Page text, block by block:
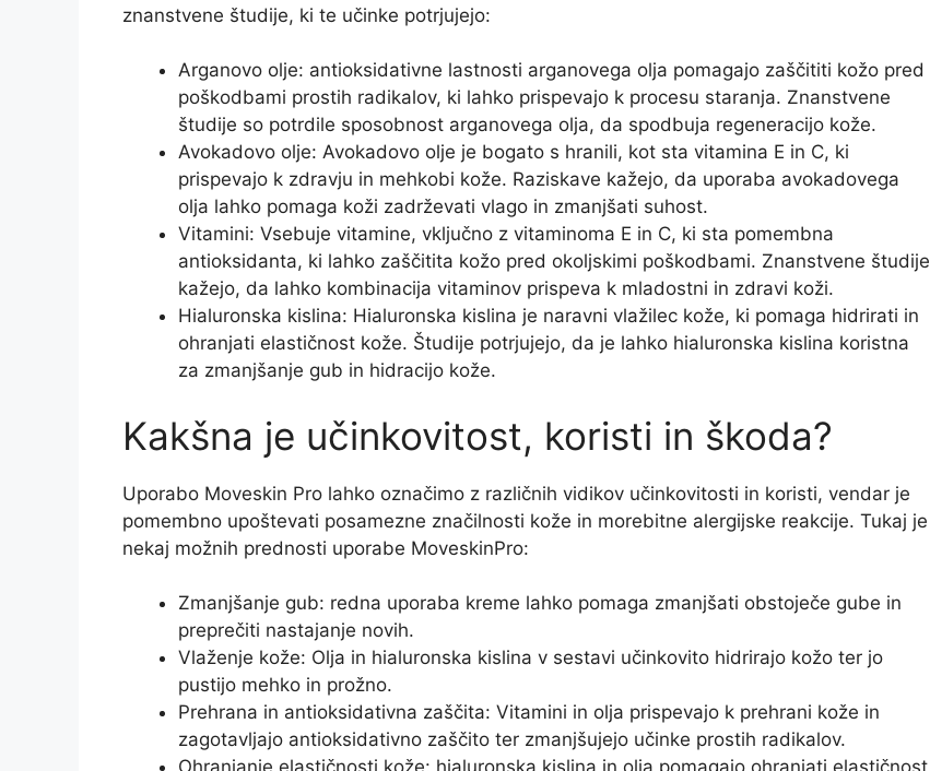
znanstvene študije, ki te učinke potrjujejo:
Arganovo olje: antioksidativne lastnosti arganovega olja pomagajo zaščititi kožo pred
poškodbami prostih radikalov, ki lahko prispevajo k procesu staranja. Znanstvene
študije so potrdile sposobnost arganovega olja, da spodbuja regeneracijo kože.
Avokadovo olje: Avokadovo olje je bogato s hranili, kot sta vitamina E in C, ki
prispevajo k zdravju in mehkobi kože. Raziskave kažejo, da uporaba avokadovega
olja lahko pomaga koži zadrževati vlago in zmanjšati suhost.
Vitamini: Vsebuje vitamine, vključno z vitaminoma E in C, ki sta pomembna
antioksidanta, ki lahko zaščitita kožo pred okoljskimi poškodbami. Znanstvene študije
kažejo, da lahko kombinacija vitaminov prispeva k mladostni in zdravi koži.
Hialuronska kislina: Hialuronska kislina je naravni vlažilec kože, ki pomaga hidrirati in
ohranjati elastičnost kože. Študije potrjujejo, da je lahko hialuronska kislina koristna
za zmanjšanje gub in hidracijo kože.
Kakšna je učinkovitost, koristi in škoda?
Uporabo Moveskin Pro lahko označimo z različnih vidikov učinkovitosti in koristi, vendar je
pomembno upoštevati posamezne značilnosti kože in morebitne alergijske reakcije. Tukaj je
nekaj možnih prednosti uporabe MoveskinPro:
Zmanjšanje gub: redna uporaba kreme lahko pomaga zmanjšati obstoječe gube in
preprečiti nastajanje novih.
Vlaženje kože: Olja in hialuronska kislina v sestavi učinkovito hidrirajo kožo ter jo
pustijo mehko in prožno.
Prehrana in antioksidativna zaščita: Vitamini in olja prispevajo k prehrani kože in
zagotavljajo antioksidativno zaščito ter zmanjšujejo učinke prostih radikalov.